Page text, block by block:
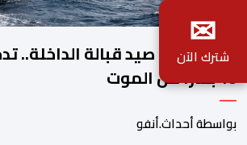
غرق مركب صيد قبالة الداخلة..
18 بحارا من الموت
بواسطة أحداث.أنفو
✉
شترك الآن